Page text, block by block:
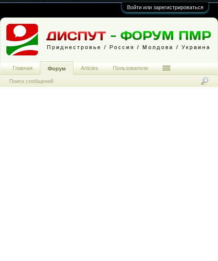
Войти или зарегистрироваться
Главная Форум
Поиск сообщений
Articles Пользователи